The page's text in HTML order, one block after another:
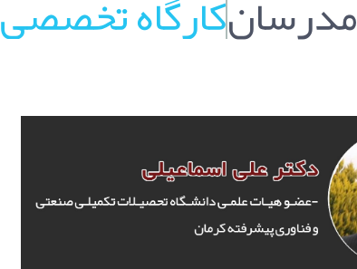
مدرسانکارگاه تخصصی